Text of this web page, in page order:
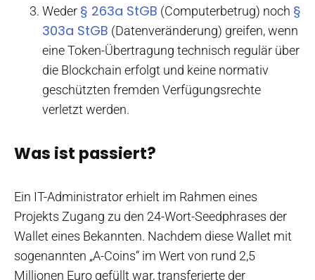
Weder § 263a StGB (Computerbetrug) noch §
303a StGB (Datenveränderung) greifen, wenn
eine Token-Übertragung technisch regulär über
die Blockchain erfolgt und keine normativ
geschützten fremden Verfügungsrechte
verletzt werden.
Was ist passiert?
Ein IT-Administrator erhielt im Rahmen eines
Projekts Zugang zu den 24-Wort-Seedphrases der
Wallet eines Bekannten. Nachdem diese Wallet mit
sogenannten „A-Coins“ im Wert von rund 2,5
Millionen Euro gefüllt war, transferierte der